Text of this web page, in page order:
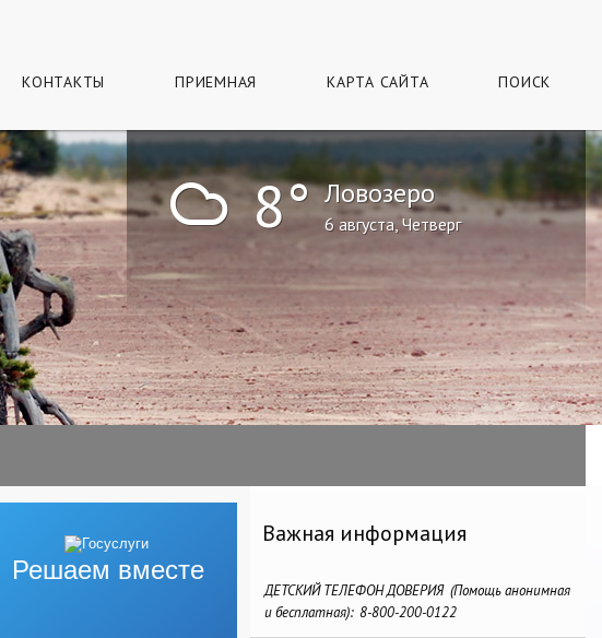
КОНТАКТЫ ПРИЕМНАЯ КАРТА САЙТА ПОИСК
! 8° Ловозеро
6 августа, Четверг
Решаем вместе
Важная информация
ДЕТСКИЙ ТЕЛЕФОН ДОВЕРИЯ (Помощь анонимная
и бесплатная): 8-800-200-0122